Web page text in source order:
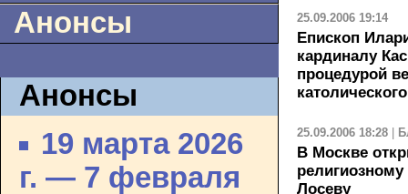
Анонсы
Анонсы
19 марта 2026
г. — 7 февраля
25.09.2006 19:14
Епископ
кардиналу
процедурой
25.09.2006 18:28
В Москве
Лосеву